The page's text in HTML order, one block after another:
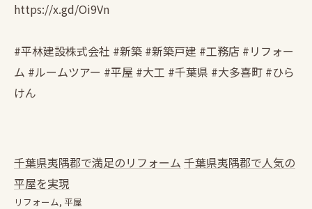
https://x.gd/Oi9Vn
#平林建設株式会社 #新築 #新築戸建 #工務店 #リフォー
ム #ルームツアー #平屋 #大工 #千葉県 #大多喜町 #ひら
けん
千葉県夷隅郡で満足のリフォーム 千葉県夷隅郡で人気の
平屋を実現
リフォーム 平屋